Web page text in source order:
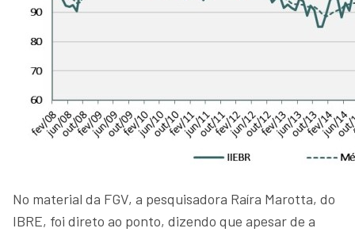
No material da FGV, a pesquisadora Raíra Marotta, do
IBRE, foi direto ao ponto, dizendo que apesar de a